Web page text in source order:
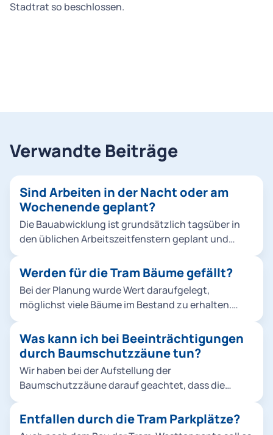
Stadtrat so beschlossen.
Verwandte Beiträge
Sind Arbeiten in der Nacht oder am
Wochenende geplant?
Die Bauabwicklung ist grundsätzlich tagsüber in
den üblichen Arbeitszeitfenstern geplant und
Es kann bei Baumaßnahmen dieser Größenordnung
jedoch Situationen geben, in welchen Nacht- und
Wochenendarbeiten notwendig werden, z. B.
aufgrund von Beschleunigungsmaßnahmen bei
Baumaßnahmen, die zeitlich eng eingrenzbar sind.
Werden für die Tram Bäume gefällt?
Bei der Planung wurde Wert daraufgelegt,
möglichst viele Bäume im Bestand zu erhalten.
Umfeld des Projekts. Knapp 90 Prozent der Bäume
können erhalten werden. Alle Bäume und
Tramtrasse sowie der Verbreiterung der Radwege
und der Umlegung von Versorgungsleitungen
und damit mehr als nach der
Was kann ich bei Beeinträchtigungen
durch Baumschutzzäune tun?
Wir haben bei der Aufstellung der
Baumschutzzäune darauf geachtet, dass die
gewährleistet ist und gleichzeitig die Bäume im
Umfeld der Baustelle bestmöglich vor Schäden
Entfallen durch die Tram Parkplätze?